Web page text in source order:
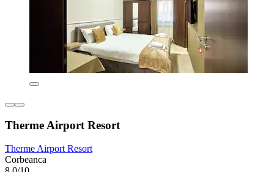
Therme Airport Resort
Therme Airport Resort
Corbeanca